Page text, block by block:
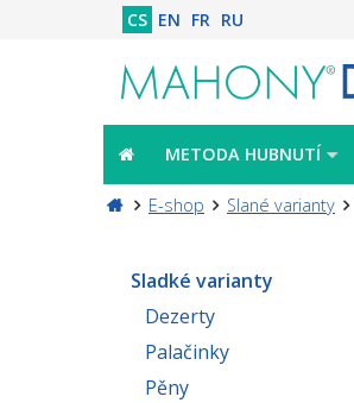
CS EN FR RU
METODA HUBNUTÍ
E-shop Slané varianty
Sladké varianty
Dezerty
Palačinky
Pěny